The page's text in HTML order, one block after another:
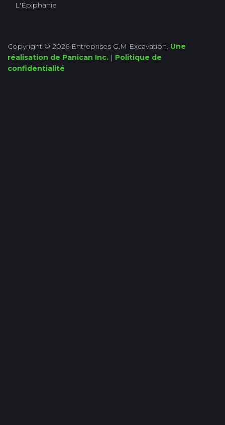
L'Épiphanie
Copyright © 2026 Entreprises G.M Excavation. Une
réalisation de Panican Inc. | Politique de
confidentialité